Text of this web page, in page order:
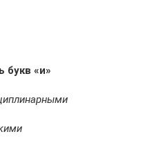
букв «и»